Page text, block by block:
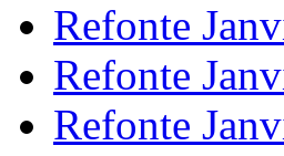
Refonte
Refonte
Refonte